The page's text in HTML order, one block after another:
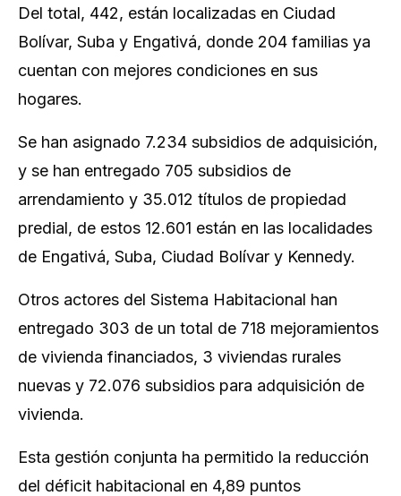
Del total, 442, están localizadas en Ciudad
Bolívar, Suba y Engativá, donde 204 familias ya
cuentan con mejores condiciones en sus
hogares.
Se han asignado 7.234 subsidios de adquisición,
y se han entregado 705 subsidios de
arrendamiento y 35.012 títulos de propiedad
predial, de estos 12.601 están en las localidades
de Engativá, Suba, Ciudad Bolívar y Kennedy.
Otros actores del Sistema Habitacional han
entregado 303 de un total de 718 mejoramientos
de vivienda financiados, 3 viviendas rurales
nuevas y 72.076 subsidios para adquisición de
vivienda.
Esta gestión conjunta ha permitido la reducción
del déficit habitacional en 4,89 puntos